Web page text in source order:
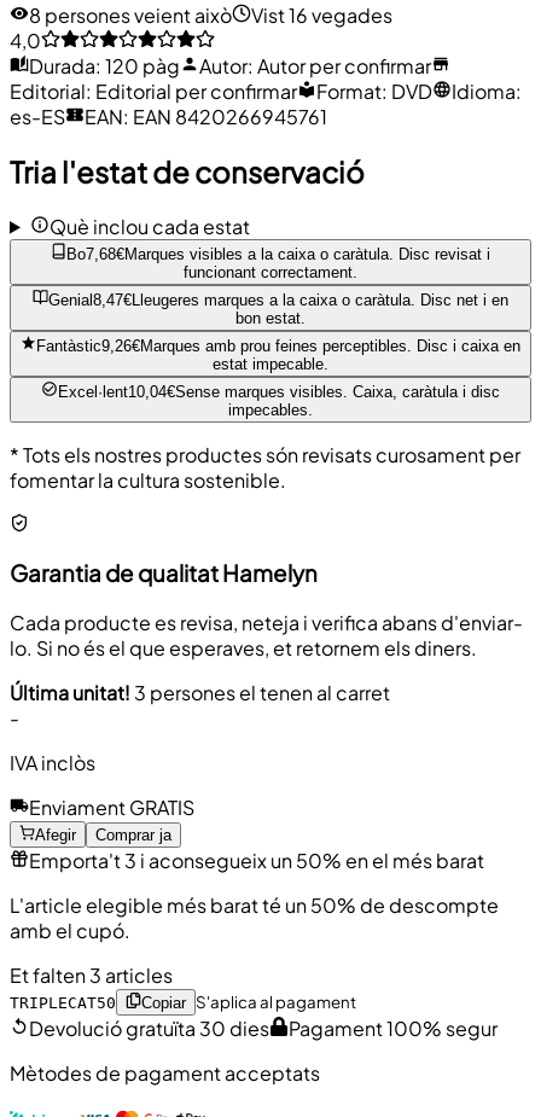
8 persones veient això
Vist 16 vegades
4,0
Durada: 120 pàg Autor: Autor per confirmar
Editorial: Editorial per confirmar Format: DVD Idioma:
es-ES
EAN: EAN 8420266945761
Tria l'estat de conservació
Què inclou cada estat
Bo7,68€Marques visibles a la caixa o caràtula. Disc revisat i
funcionant correctament.
Genial8,47€Lleugeres marques a la caixa o caràtula. Disc net i en
bon estat.
Fantàstic9,26€Marques amb prou feines perceptibles. Disc i caixa en
estat impecable.
Excel·lent10,04€Sense marques visibles. Caixa, caràtula i disc
impecables.
* Tots els nostres productes són revisats curosament per
fomentar la cultura sostenible.
Garantia de qualitat Hamelyn
Cada producte es revisa, neteja i verifica abans d'enviar-
lo. Si no és el que esperaves, et retornem els diners.
Última unitat! 3 persones el tenen al carret
-
IVA inclòs
Enviament GRATIS
Afegir Comprar ja
Emporta't 3 i aconsegueix un 50% en el més barat
L'article elegible més barat té un 50% de descompte
amb el cupó.
Et falten 3 articles
TRIPLECAT50 Copiar S'aplica al pagament
Devolució gratuïta 30 dies
Pagament 100% segur
Mètodes de pagament acceptats